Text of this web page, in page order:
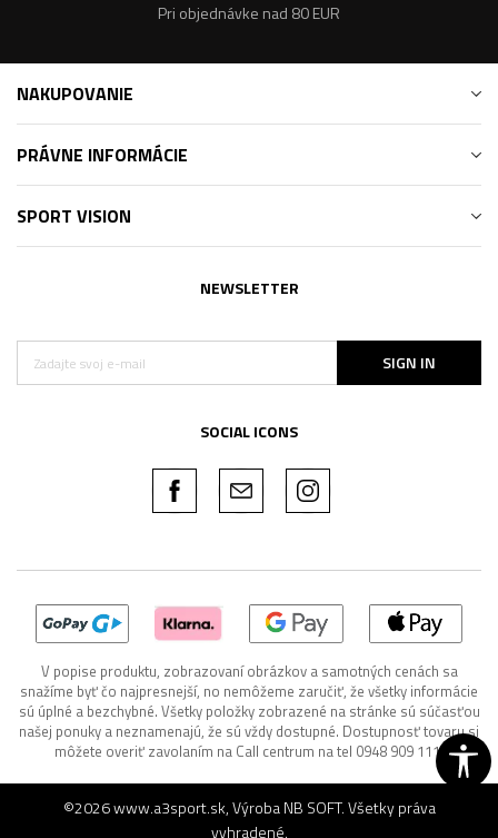
Pri objednávke nad 80 EUR
NAKUPOVANIE
PRÁVNE INFORMÁCIE
SPORT VISION
NEWSLETTER
SIGN IN
SOCIAL ICONS
V popise produktu, zobrazovaní obrázkov a samotných cenách sa
snažíme byť čo najpresnejší, no nemôžeme zaručiť, že všetky informácie
sú úplné a bezchybné. Všetky položky zobrazené na stránke sú súčasťou
našej ponuky a neznamenajú, že sú vždy dostupné. Dostupnosť tovaru si
môžete overiť zavolaním na Call centrum na tel 0948 909 111.
©2026www.a3sport.sk, VýrobaNB SOFT. Všetky práva
vyhradené.